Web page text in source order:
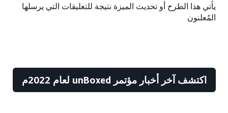
يأتي هذا الطرح أو تحديث الميزة نتيجة للتعليقات التي يرسلها
المُعلنون
اكتشف آخر أخبار مؤتمر unBoxed لعام 2022م